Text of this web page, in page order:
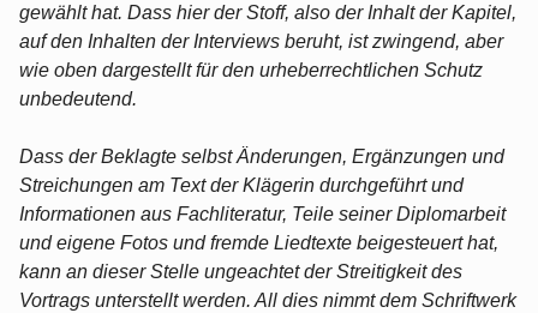
gewählt hat. Dass hier der Stoff, also der Inhalt der Kapitel,
auf den Inhalten der Interviews beruht, ist zwingend, aber
wie oben dargestellt für den urheberrechtlichen Schutz
unbedeutend.
Dass der Beklagte selbst Änderungen, Ergänzungen und
Streichungen am Text der Klägerin durchgeführt und
Informationen aus Fachliteratur, Teile seiner Diplomarbeit
und eigene Fotos und fremde Liedtexte beigesteuert hat,
kann an dieser Stelle ungeachtet der Streitigkeit des
Vortrags unterstellt werden. All dies nimmt dem Schriftwerk